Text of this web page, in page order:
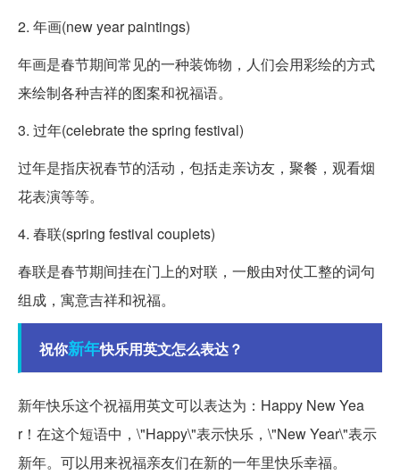
2. 年画(new year paintings)
年画是春节期间常见的一种装饰物，人们会用彩绘的方式
来绘制各种吉祥的图案和祝福语。
3. 过年(celebrate the spring festival)
过年是指庆祝春节的活动，包括走亲访友，聚餐，观看烟
花表演等等。
4. 春联(spring festival couplets)
春联是春节期间挂在门上的对联，一般由对仗工整的词句
组成，寓意吉祥和祝福。
祝你新年快乐用英文怎么表达？
新年快乐这个祝福用英文可以表达为：Happy New Yea
r！在这个短语中，\"Happy\"表示快乐，\"New Year\"表示
新年。可以用来祝福亲友们在新的一年里快乐幸福。